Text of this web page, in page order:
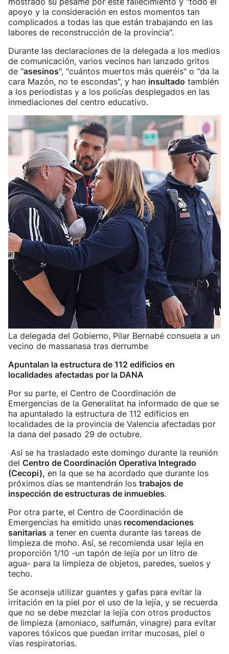
apoyo y la consideración en estos momentos tan
complicados a todas las que están trabajando en las
labores de reconstrucción de la provincia".
Durante las declaraciones de la delegada a los medios
de comunicación, varios vecinos han lanzado gritos
de "asesinos", "cuántos muertos más queréis" o "da la
cara Mazón, no te escondas", y han insultado también
a los periodistas y a los policías desplegados en las
inmediaciones del centro educativo.
La delegada del Gobierno, Pilar Bernabé consuela a un
vecino de massanasa tras derrumbe
Apuntalan la estructura de 112 edificios en
localidades afectadas por la DANA
Por su parte, el Centro de Coordinación de
Emergencias de la Generalitat ha informado de que se
ha apuntalado la estructura de 112 edificios en
localidades de la provincia de Valencia afectadas por
la dana del pasado 29 de octubre.
Así se ha trasladado este domingo durante la reunión
del Centro de Coordinación Operativa Integrado
(Cecopi), en la que se ha acordado que durante los
próximos días se mantendrán los trabajos de
inspección de estructuras de inmuebles.
Por otra parte, el Centro de Coordinación de
Emergencias ha emitido unas recomendaciones
sanitarias a tener en cuenta durante las tareas de
limpieza de moho. Así, se recomienda usar lejía en
proporción 1/10 -un tapón de lejía por un litro de
agua- para la limpieza de objetos, paredes, suelos y
techo.
Se aconseja utilizar guantes y gafas para evitar la
irritación en la piel por el uso de la lejía, y se recuerda
que no se debe mezclar la lejía con otros productos
de limpieza (amoniaco, salfumán, vinagre) para evitar
vapores tóxicos que puedan irritar mucosas, piel o
vías respiratorias.